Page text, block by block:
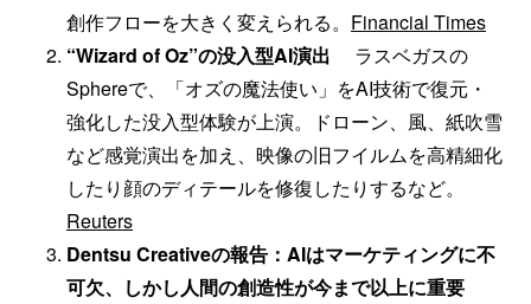
創作フローを大きく変えられる。 Financial Times
“Wizard of Oz”の没入型AI演出 ラスベガスの
Sphereで、「オズの魔法使い」をAI技術で復元・
強化した没入型体験が上演。ドローン、風、紙吹雪
など感覚演出を加え、映像の旧フイルムを高精細化
したり顔のディテールを修復したりするなど。
Reuters
Dentsu Creativeの報告：AIはマーケティングに不
可欠、しかし人間の創造性が今まで以上に重要